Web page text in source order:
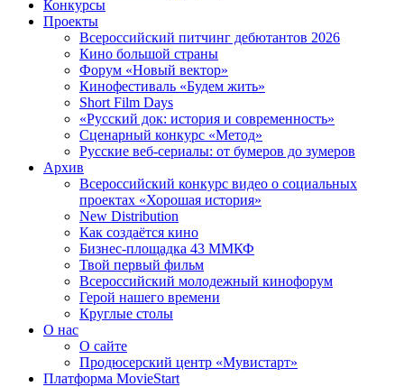
Конкурсы
Проекты
Всероссийский питчинг дебютантов 2026
Кино большой страны
Форум «Новый вектор»
Кинофестиваль «Будем жить»
Short Film Days
«Русский док: история и современность»
Сценарный конкурс «Метод»
Русские веб-сериалы: от бумеров до зумеров
Архив
Всероссийский конкурс видео о социальных
проектах «Хорошая история»
New Distribution
Как создаётся кино
Бизнес-площадка 43 ММКФ
Твой первый фильм
Всероссийский молодежный кинофорум
Герой нашего времени
Круглые столы
О нас
О сайте
Продюсерский центр «Мувистарт»
Платформа MovieStart